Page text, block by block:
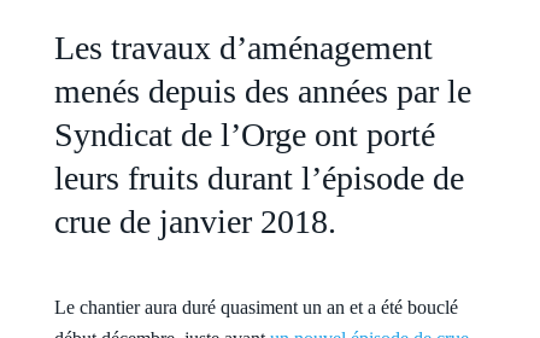
Les travaux d’aménagement
menés depuis des années par le
Syndicat de l’Orge ont porté
leurs fruits durant l’épisode de
crue de janvier 2018.
Le chantier aura duré quasiment un an et a été bouclé